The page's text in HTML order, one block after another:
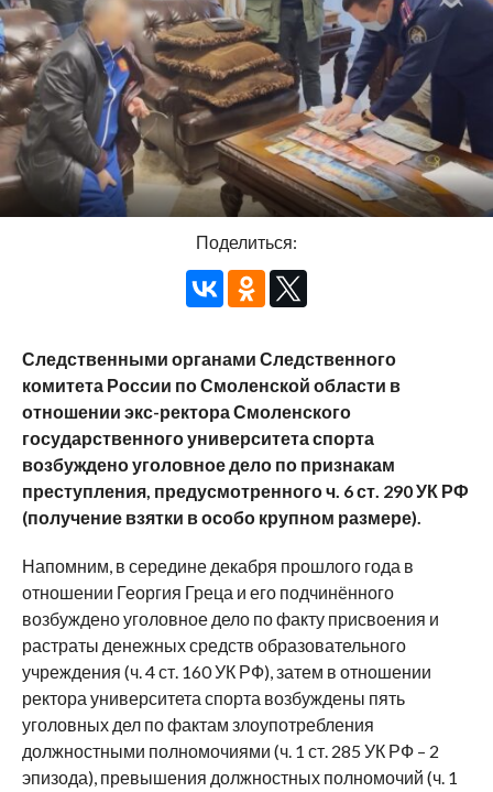
Поделиться:
Следственными органами Следственного
комитета России по Смоленской области в
отношении экс-ректора Смоленского
государственного университета спорта
возбуждено уголовное дело по признакам
преступления, предусмотренного ч. 6 ст. 290 УК РФ
(получение взятки в особо крупном размере).
Напомним, в середине декабря прошлого года в
отношении Георгия Греца и его подчинённого
возбуждено уголовное дело по факту присвоения и
растраты денежных средств образовательного
учреждения (ч. 4 ст. 160 УК РФ), затем в отношении
ректора университета спорта возбуждены пять
уголовных дел по фактам злоупотребления
должностными полномочиями (ч. 1 ст. 285 УК РФ – 2
эпизода), превышения должностных полномочий (ч. 1